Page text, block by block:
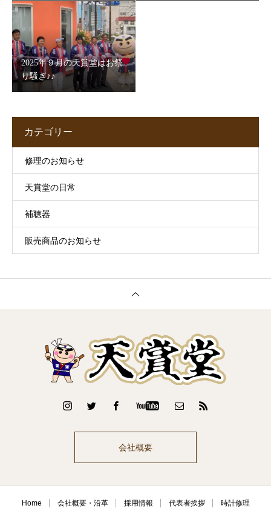
2025年９月の天賞堂はお祭
り騒ぎ♪♪
カテゴリー
修理のお知らせ
天賞堂の日常
補聴器
販売商品のお知らせ
会社概要
Home 会社概要・沿革 採用情報 代表者挨拶 時計修理